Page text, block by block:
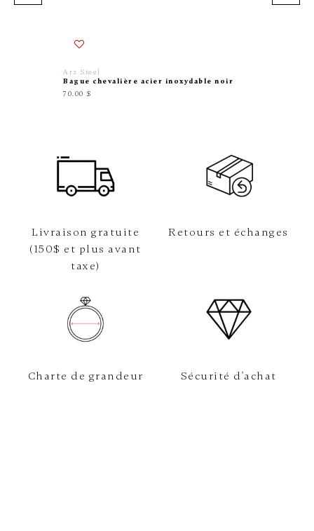
Arz Steel
Bague chevalière acier inoxydable noir
70.00 $
Livraison gratuite
(150$ et plus avant
taxe)
Retours et échanges
Charte de grandeur Sécurité d'achat